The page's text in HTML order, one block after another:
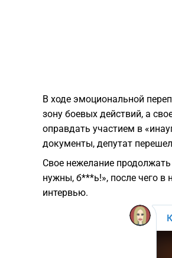
​В ходе эмоциональной
зону боевых действий, а
оправдать участием в
документы, депутат
​Свое нежелание
нужны, б***ь!», после чего в
интервью.